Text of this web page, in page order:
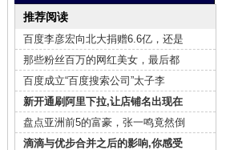
推荐阅读
百度李彦宏向北大捐赠6.6亿，还是
那些粉丝百万的网红美女，最后都
百度成立“百度搜索公司”太子李
新开通刷阿里下拉,让店铺名出现在
盘点亚洲前5的富豪，张一鸣竟然倒
滴滴与优步合并之后的影响,你感受